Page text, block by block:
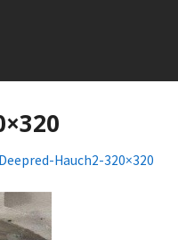
Deepred-Hauch2-320×320